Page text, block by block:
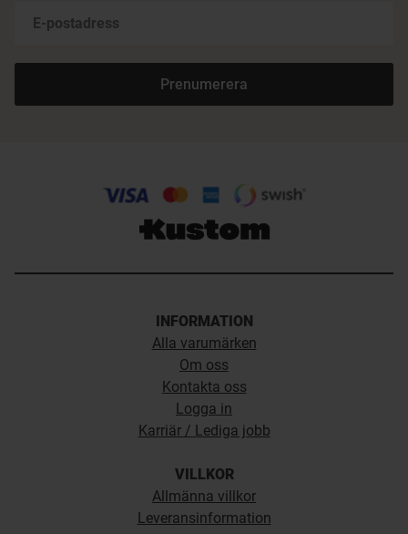
Prenumerera
INFORMATION
Alla varumärken
Om oss
Kontakta oss
Logga in
Karriär / Lediga jobb
VILLKOR
Allmänna villkor
Leveransinformation